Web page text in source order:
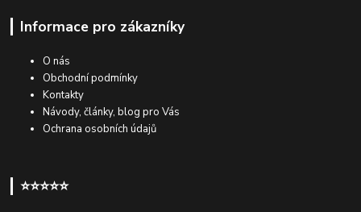
Informace pro zákazníky
O nás
Obchodní podmínky
Kontakty
Návody, články, blog pro Vás
Ochrana osobních údajů
⭐⭐⭐⭐⭐